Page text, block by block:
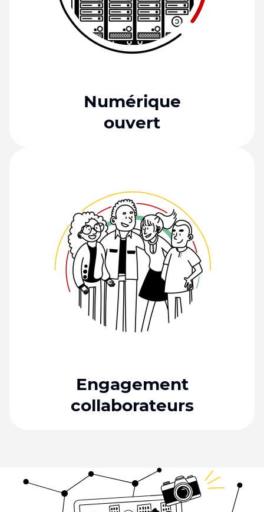
Numérique
ouvert
Engagement
collaborateurs